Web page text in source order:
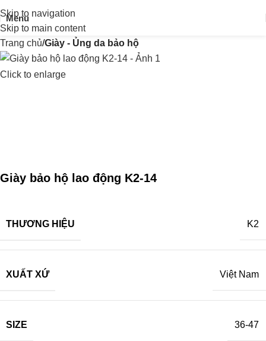
Skip to navigation
Skip to main content
Menu
Trang chủ Giày - Ủng da bảo hộ
Click to enlarge
Giày bảo hộ lao động K2-14
THƯƠNG HIỆU K2
XUẤT XỨ Việt Nam
SIZE 36-47